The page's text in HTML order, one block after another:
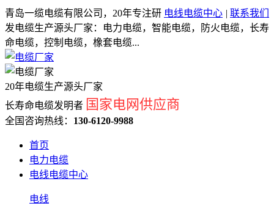
电线电缆中心 | 联系我们
青岛一缆电缆有限公司，20年专注研
发电缆生产源头厂家：电力电缆，智能电缆，防火电缆，长寿
命电缆，控制电缆，橡套电缆...
20年电缆生产源头厂家
长寿命电缆发明者 国家电网供应商
全国咨询热线： 130-6120-9988
首页
电力电缆
电线电缆中心
电线